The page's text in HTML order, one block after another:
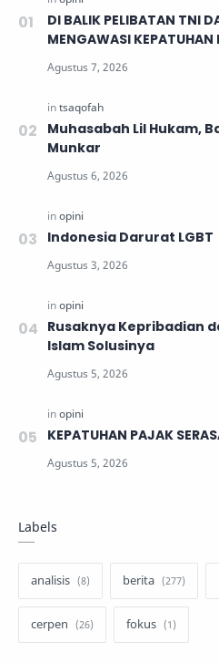
DI BALIK PELIBATAN TNI
MENGAWASI KEPATUHAN
Muhasabah Lil Hukam,
Munkar
Indonesia Darurat LGBT
Rusaknya Kepribadian
Islam Solusinya
KEPATUHAN PAJAK
Labels
analisis berita
cerpen fokus